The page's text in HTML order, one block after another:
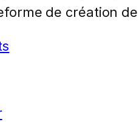
de création